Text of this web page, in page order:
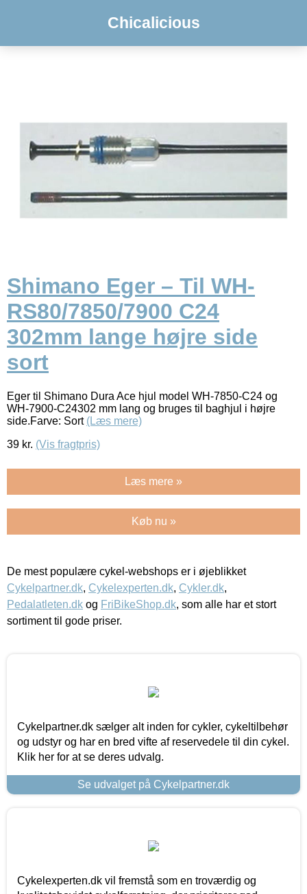
Chicalicious
Shimano Eger – Til WH-
RS80/7850/7900 C24
302mm lange højre side
sort
Eger til Shimano Dura Ace hjul model WH-7850-C24 og
WH-7900-C24302 mm lang og bruges til baghjul i højre
side.Farve: Sort (Læs mere)
39 kr. (Vis fragtpris)
Læs mere »
Køb nu »
De mest populære cykel-webshops er i øjeblikket
Cykelpartner.dk, Cykelexperten.dk, Cykler.dk,
Pedalatleten.dk og FriBikeShop.dk, som alle har et stort
sortiment til gode priser.
Cykelpartner.dk sælger alt inden for cykler, cykeltilbehør
og udstyr og har en bred vifte af reservedele til din cykel.
Klik her for at se deres udvalg.
Se udvalget på Cykelpartner.dk
Cykelexperten.dk vil fremstå som en troværdig og